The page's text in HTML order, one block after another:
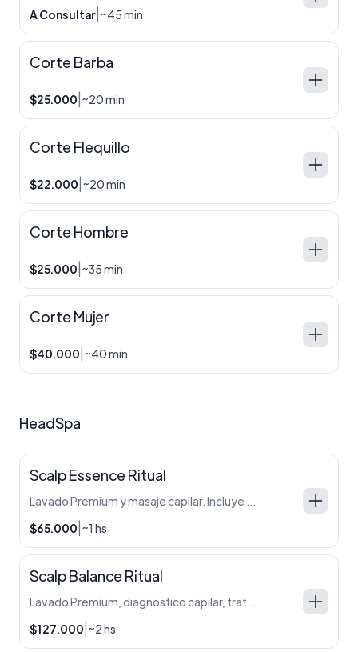
A Consultar ~45 min
Corte Barba
$25.000 ~20 min
Corte Flequillo
$22.000 ~20 min
Corte Hombre
$25.000 ~35 min
Corte Mujer
$40.000 ~40 min
HeadSpa
Scalp Essence Ritual
$65.000 ~1 hs
Scalp Balance Ritual
$127.000 ~2 hs